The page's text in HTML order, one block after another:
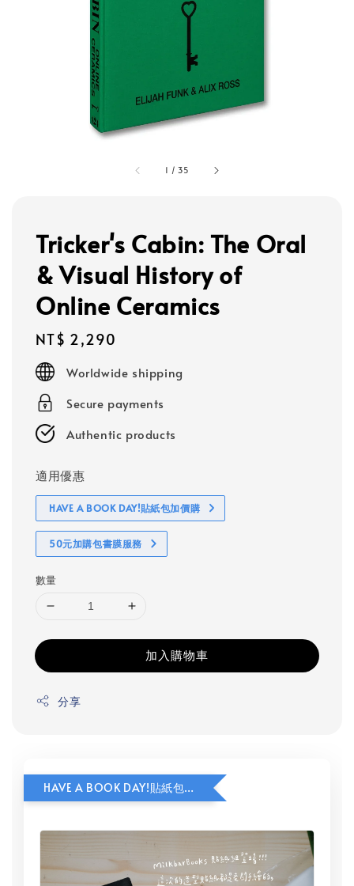
1 /35
Tricker's Cabin: The Oral
& Visual History of
Online Ceramics
Regular
price
NT$ 2,290
Worldwide shipping
Secure payments
Authentic products
適用優惠
HAVE A BOOK DAY!貼紙包加價購
50元加購包書膜服務
數量
加入購物車
分享
HAVE A BOOK DAY!貼紙包加價購